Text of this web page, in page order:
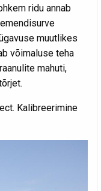
ridu annab
muutlikes
võimaluse teha
mahuti,
Kalibreerimine